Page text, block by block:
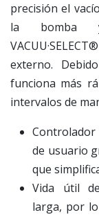
precisión el
la bomba
externo.
funciona más
intervalos de
Controlador
de usuario
que
Vida útil
larga, por